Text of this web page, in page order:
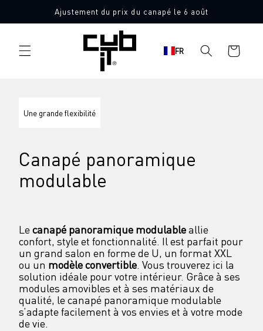
directement
au contenu
Ajustement du prix du canapé le 6 août
FR
Panier
d'achat
Une grande flexibilité
Canapé panoramique
modulable
Le canapé panoramique modulable allie
confort, style et fonctionnalité. Il est parfait pour
un grand salon en forme de U, un format XXL
ou un modèle convertible. Vous trouverez ici la
solution idéale pour votre intérieur. Grâce à ses
modules amovibles et à ses matériaux de
qualité, le canapé panoramique modulable
s’adapte facilement à vos envies et à votre mode
de vie.